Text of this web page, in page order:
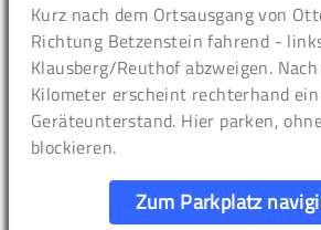
Kurz nach dem Ortsausgang von
Richtung Betzenstein fahrend -
Klausberg/Reuthof abzweigen.
Kilometer erscheint rechterhand
Geräteunterstand. Hier parken,
blockieren.
Zum Parkplatz